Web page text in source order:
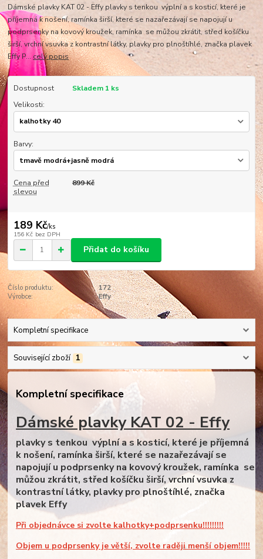
Dámské plavky KAT 02 - Effy plavky s tenkou výplní a s kosticí, které je
příjemná k nošení, ramínka širší, které se nazařezávají se napojují u
podprsenky na kovový kroužek, ramínka se můžou zkrátit, střed košíčku
širší, vrchní vsuvka z kontrastní látky, plavky pro plnoštíhlé, značka plavek
Effy P...celý popis
Dostupnost
Skladem 1 ks
Velikosti:
Barvy:
Cena před
slevou
899 Kč
189 Kč/ks
156 Kč bez DPH
Přidat do košíku
Číslo produktu:
172
Výrobce:
Effy
Kompletní specifikace
Související zboží 1
Kompletní specifikace
Dámské plavky KAT 02 - Effy
plavky s tenkou výplní a s kosticí, které je příjemná
k nošení, ramínka širší, které se nazařezávají se
napojují u podprsenky na kovový kroužek, ramínka se
můžou zkrátit, střed košíčku širší, vrchní vsuvka z
kontrastní látky, plavky pro plnoštíhlé, značka
plavek Effy
Při objednávce si zvolte kalhotky+podprsenku!!!!!!!!!
Objem u podprsenky je větší, zvolte raději menší objem!!!!!